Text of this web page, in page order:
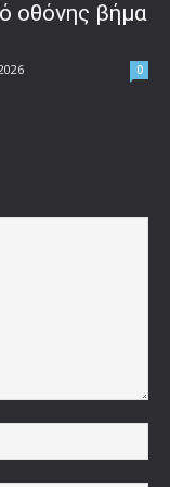
οθόνης βήμα
0